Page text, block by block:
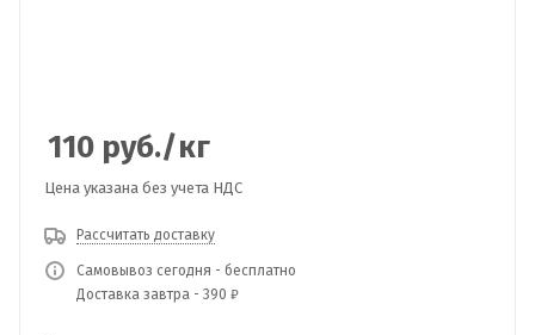
110 руб./кг
Цена указана без учета НДС
Рассчитать доставку
Самовывоз сегодня - бесплатно
Доставка завтра - 390 ₽